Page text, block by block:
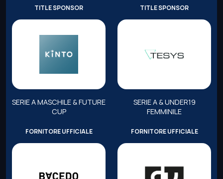
TITLE SPONSOR
SERIE A MASCHILE & FUTURE
CUP
TITLE SPONSOR
SERIE A & UNDER19
FEMMINILE
FORNITORE UFFICIALE FORNITORE UFFICIALE